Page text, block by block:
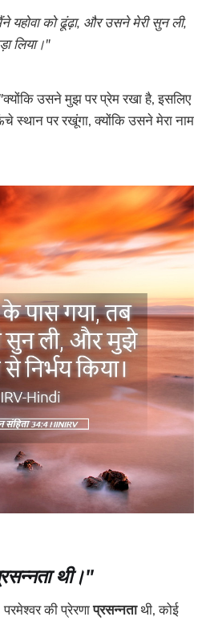
यहोवा को ढूंढ़ा, और उसने मेरी सुन ली,
लिया।"
"क्योंकि उसने मुझ पर प्रेम रखा है, इसलिए
स्थान पर रखूंगा, क्योंकि उसने मेरा नाम
थी।"
की प्रेरणाप्रसन्नताथी, कोई